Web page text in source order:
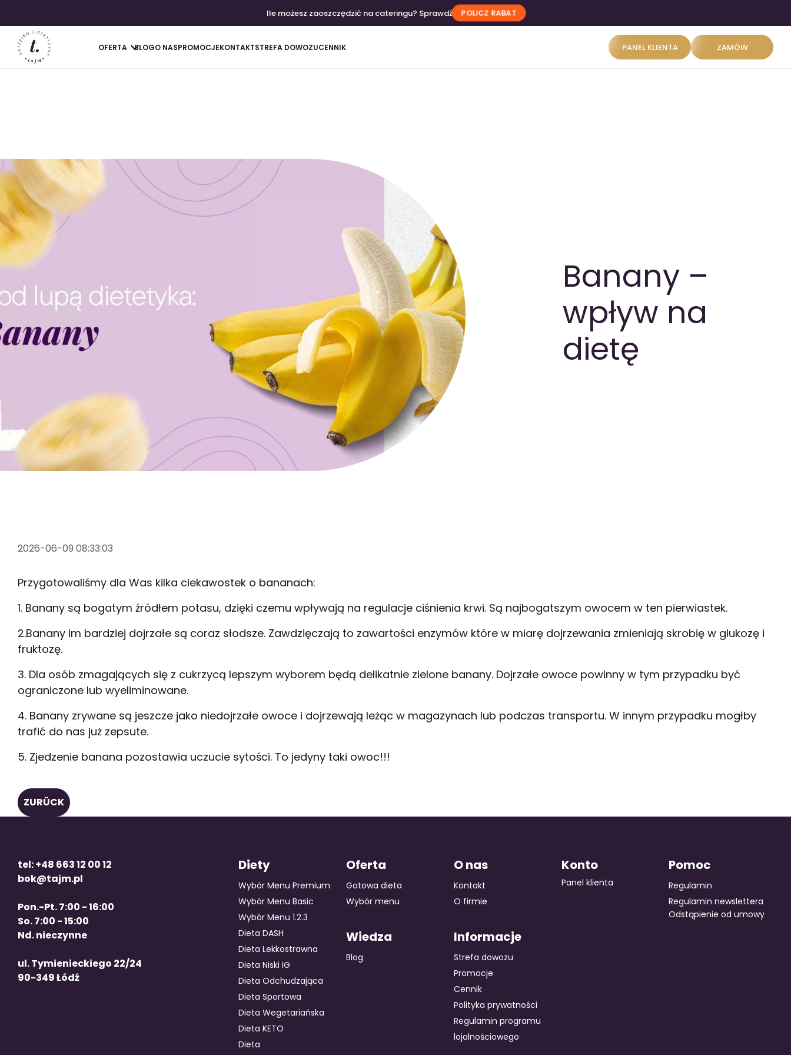
Ile możesz zaoszczędzić na cateringu? Sprawdź POLICZ RABAT
OFERTA
GOTOWA DIETA WYBÓR MENU PAKIETY MEDYCZNE
BLOGO NASPROMOCJEKONTAKTSTREFA DOWOZUCENNIK PANEL KLIENTA ZAMÓW
Banany –
wpływ na
dietę
2026-06-09 08:33:03
Przygotowaliśmy dla Was kilka ciekawostek o bananach:
1. Banany są bogatym źródłem potasu, dzięki czemu wpływają na regulacje ciśnienia krwi. Są najbogatszym owocem w ten pierwiastek.
2.Banany im bardziej dojrzałe są coraz słodsze. Zawdzięczają to zawartości enzymów które w miarę dojrzewania zmieniają skrobię w glukozę i
fruktozę.
3. Dla osób zmagających się z cukrzycą lepszym wyborem będą delikatnie zielone banany. Dojrzałe owoce powinny w tym przypadku być
ograniczone lub wyeliminowane.
4. Banany zrywane są jeszcze jako niedojrzałe owoce i dojrzewają leżąc w magazynach lub podczas transportu. W innym przypadku mogłby
trafić do nas już zepsute.
5. Zjedzenie banana pozostawia uczucie sytości. To jedyny taki owoc!!!
ZURÜCK
tel: +48 663 12 00 12
bok@tajm.pl
Pon.-Pt. 7:00 - 16:00
So. 7:00 - 15:00
Nd. nieczynne
ul. Tymienieckiego 22/24
90-349 Łódź
Diety
Wybór Menu Premium
Wybór Menu Basic
Wybór Menu 1.2.3
Dieta DASH
Dieta Lekkostrawna
Dieta Niski IG
Dieta Odchudzająca
Dieta Sportowa
Dieta Wegetariańska
Dieta KETO
Dieta
Oferta
Gotowa dieta
Wybór menu
Wiedza
Blog
O nas
Kontakt
O firmie
Informacje
Strefa dowozu
Promocje
Cennik
Polityka prywatności
Regulamin programu
lojalnościowego
Konto
Panel klienta
Pomoc
Regulamin
Regulamin newslettera
Odstąpienie od umowy